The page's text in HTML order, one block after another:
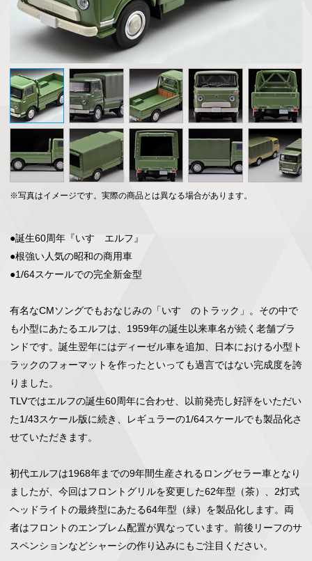
※写真はイメージです。実際の商品とは異なる場合があります。
●誕生60周年『いすゞエルフ』
●根強い人気の昭和の商用車
●1/64スケールでの完全新金型
有名なCMソングでもおなじみの「いすゞのトラック」。その中で
も小型にあたるエルフは、1959年の誕生以来車名が続く老舗ブラ
ンドです。誕生翌年にはディーゼル車を追加、日本における小型ト
ラックのフォーマットを作ったといっても過言ではない完成度を誇
りました。
TLVではエルフの誕生60周年に合わせ、以前発売し好評をいただい
た1/43スケール版に続き、レギュラーの1/64スケールでも製品化さ
せていただきます。
初代エルフは1968年までの9年間生産されるロングセラー車となり
ましたが、今回はフロントグリルを変更した62年型（茶）、2灯式
ヘッドライトの最終型にあたる64年型（緑）を製品化します。両
者はフロントのエンブレム配置が異なっています。前後リーフのサ
スペンションなどシャーシの作り込みにもご注目ください。